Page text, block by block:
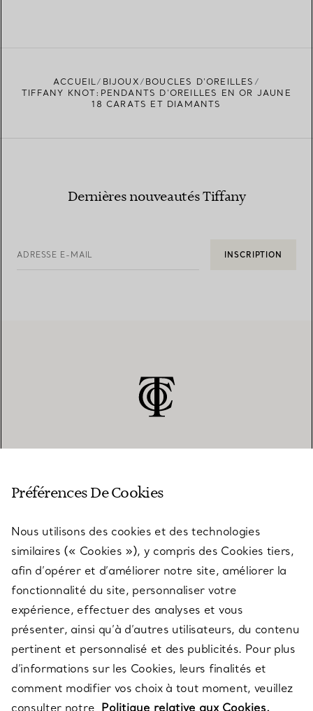
ACCUEIL BIJOUX
BOUCLES D’OREILLES
TIFFANY KNOT:PENDANTS D’OREILLES EN OR JAUNE
18 CARATS ET DIAMANTS
Dernières nouveautés Tiffany
ADRESSE E-MAIL INSCRIPTION
SERVICES
À PROPOS
QUESTIONS LÉGALES
SUIVEZ-NOUS
Préférences De Cookies
Nous utilisons des cookies et des technologies
similaires (« Cookies »), y compris des Cookies tiers,
afin d’opérer et d’améliorer notre site, améliorer la
fonctionnalité du site, personnaliser votre
expérience, effectuer des analyses et vous
présenter, ainsi qu’à d’autres utilisateurs, du contenu
pertinent et personnalisé et des publicités. Pour plus
d’informations sur les Cookies, leurs finalités et
comment modifier vos choix à tout moment, veuillez
consulter notre Politique relative aux Cookies.